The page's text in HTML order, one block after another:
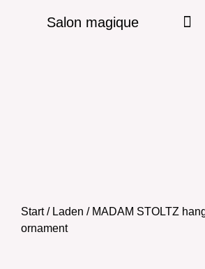
Salon magique
Start/ Laden / MADAM STOLTZ
ornament